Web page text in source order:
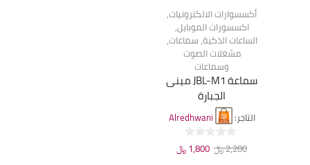
أكسسوارات الالكترونيات,
اكسسورات الموبايل,
الساعات الذكية,سماعات,
مشغلات الصوت
وسماعات
سماعة JBL-M1 مينى
الجبارة
التاجر: Alredhwani
0
2,200﷼ السعر
1,800﷼السعر